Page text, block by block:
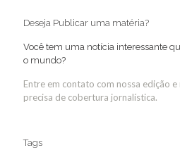
Deseja Publicar uma matéria?
Você tem uma notícia interessante
o mundo?
Entre em contato com nossa edição
precisa de cobertura jornalística.
Tags